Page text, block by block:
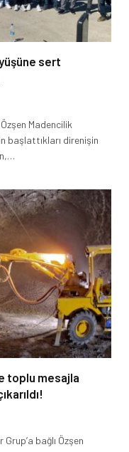
sert
Madencilik
başlattıkları direnişin
toplu mesajla
bağlı Özşen